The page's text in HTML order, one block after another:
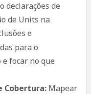
declarações de
de Units na
e
para o
focar no que
Cobertura:Mapear